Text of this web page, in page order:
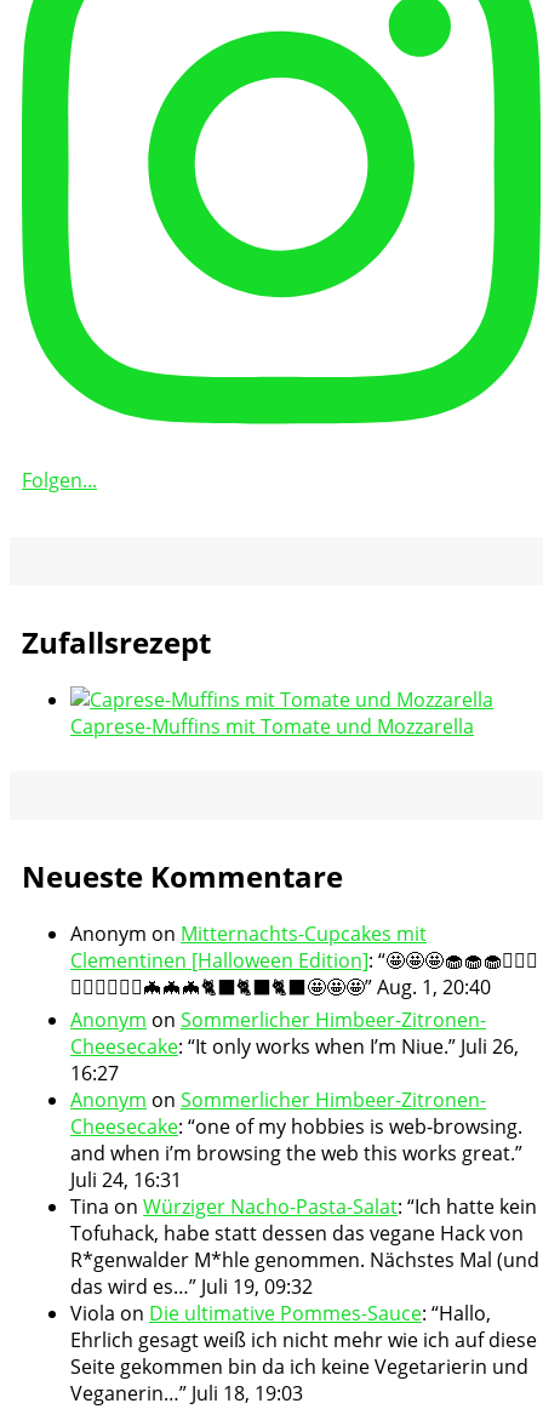
Folgen...
Zufallsrezept
Caprese-Muffins mit Tomate und Mozzarella
Neueste Kommentare
Anonym on Mitternachts-Cupcakes mit
Clementinen [Halloween Edition]: “🤩🤩🤩🧁🧁🧁🧛🏻‍♀️
🧛🏻‍♀️🧛🏻‍♀️🦇🦇🦇🐈‍⬛🐈‍⬛🐈‍⬛🤩🤩🤩”Aug. 1, 20:40
Anonym on Sommerlicher Himbeer-Zitronen-
Cheesecake: “It only works when I’m Niue.” Juli 26,
16:27
Anonym on Sommerlicher Himbeer-Zitronen-
Cheesecake: “one of my hobbies is web-browsing.
and when i’m browsing the web this works great.”
Juli 24, 16:31
Tina on Würziger Nacho-Pasta-Salat: “Ich hatte kein
Tofuhack, habe statt dessen das vegane Hack von
R*genwalder M*hle genommen. Nächstes Mal (und
das wird es…” Juli 19, 09:32
Viola on Die ultimative Pommes-Sauce: “Hallo,
Ehrlich gesagt weiß ich nicht mehr wie ich auf diese
Seite gekommen bin da ich keine Vegetarierin und
Veganerin…” Juli 18, 19:03